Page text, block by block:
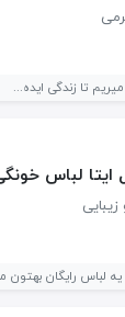
تا زندگی ایده...
ایتا لباس
زیبایی
لباس رایگان بهتون